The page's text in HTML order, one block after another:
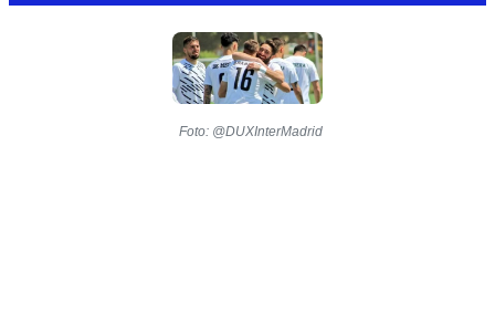
Foto: @DUXInterMadrid